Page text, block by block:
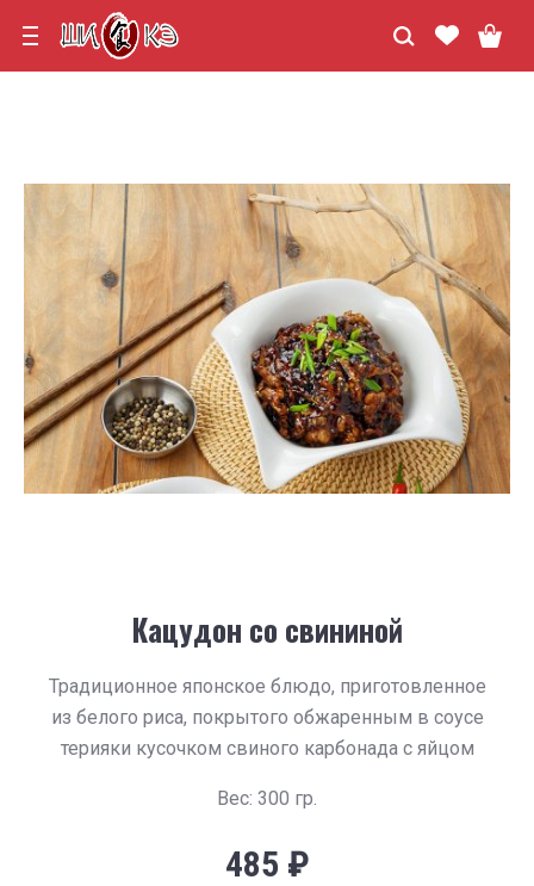
Кацудон со свининой
Традиционное японское блюдо, приготовленное
из белого риса, покрытого обжаренным в соусе
терияки кусочком свиного карбонада с яйцом
Вес: 300 гр.
485 ₽